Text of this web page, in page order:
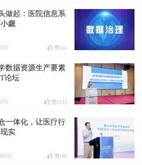
做起：医院信息系
觑
(0) 赞(6)
数据资源生产要素
论坛
(0) 赞(11 )
一体化，让医疗行
实
(0) 赞(8)